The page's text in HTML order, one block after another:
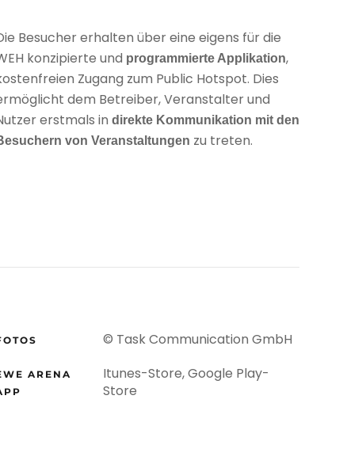
Besu­cher erhal­ten über eine eigens für die
kon­zi­pierte und pro­gram­mierte Appli­ka­tion,
Zugang zum Public Hot­spot. Dies
dem Betrei­ber, Ver­an­stal­ter und
erst­mals in direkte Kommunikation mit den
von Veranstaltungen zu tre­ten.
© Task Communication GmbH
ARENA
Itunes-Store,Google Play-
Store